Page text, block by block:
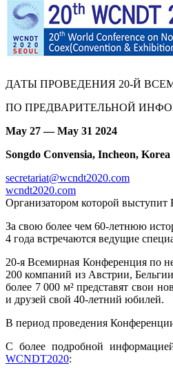
ДАТЫ ПРОВЕДЕНИЯ 20-Й
ПО ПРЕДВАРИТЕЛЬНОЙ
May 27 — May 31 2024
Songdo Convensia, Incheon, Korea
secretariat@wcndt2020.com
wcndt2020.com
Организатором которой
За свою более чем 60-летнюю
4 года встречаются ведущие
20-я Всемирная Конференция по
200 компаний из Австрии,
более 7 000 м² представят свои
и друзей свой 40-летний юбилей.
В период проведения
С более подробной
WCNDT2020: